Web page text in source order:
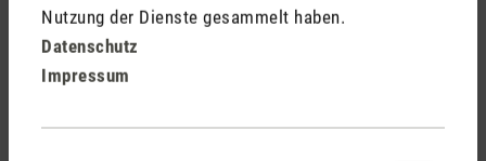
Nutzung der Dienste gesammelt haben.
Datenschutz
Impressum